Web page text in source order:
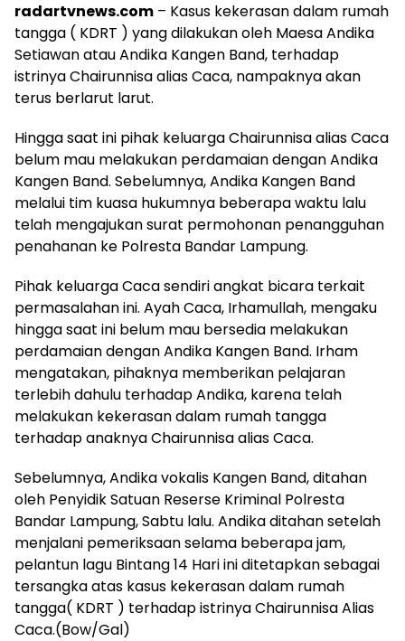
radartvnews.com – Kasus kekerasan dalam rumah
tangga ( KDRT ) yang dilakukan oleh Maesa Andika
Setiawan atau Andika Kangen Band, terhadap
istrinya Chairunnisa alias Caca, nampaknya akan
terus berlarut larut.
Hingga saat ini pihak keluarga Chairunnisa alias Caca
belum mau melakukan perdamaian dengan Andika
Kangen Band. Sebelumnya, Andika Kangen Band
melalui tim kuasa hukumnya beberapa waktu lalu
telah mengajukan surat permohonan penangguhan
penahanan ke Polresta Bandar Lampung.
Pihak keluarga Caca sendiri angkat bicara terkait
permasalahan ini. Ayah Caca, Irhamullah, mengaku
hingga saat ini belum mau bersedia melakukan
perdamaian dengan Andika Kangen Band. Irham
mengatakan, pihaknya memberikan pelajaran
terlebih dahulu terhadap Andika, karena telah
melakukan kekerasan dalam rumah tangga
terhadap anaknya Chairunnisa alias Caca.
Sebelumnya, Andika vokalis Kangen Band, ditahan
oleh Penyidik Satuan Reserse Kriminal Polresta
Bandar Lampung, Sabtu lalu. Andika ditahan setelah
menjalani pemeriksaan selama beberapa jam,
pelantun lagu Bintang 14 Hari ini ditetapkan sebagai
tersangka atas kasus kekerasan dalam rumah
tangga( KDRT ) terhadap istrinya Chairunnisa Alias
Caca.(Bow/Gal)